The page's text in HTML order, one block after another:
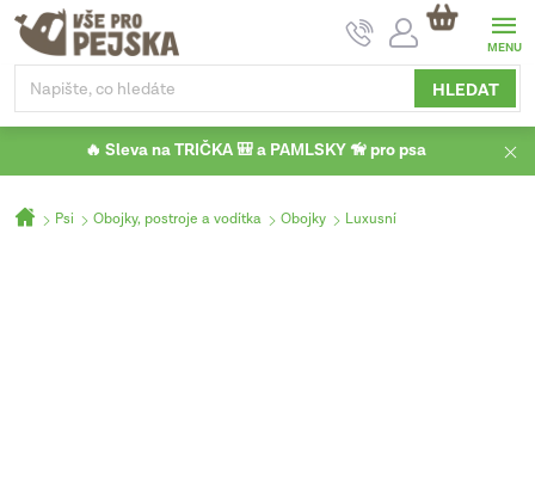
Přejít
obsah
HLEDAT
NÁKUPNÍ
KOŠÍK
🔥 Sleva na TRIČKA 🎒 a PAMLSKY 🦮 pro psa
Domů
Psi Obojky, postroje a vodítka Obojky Luxusní